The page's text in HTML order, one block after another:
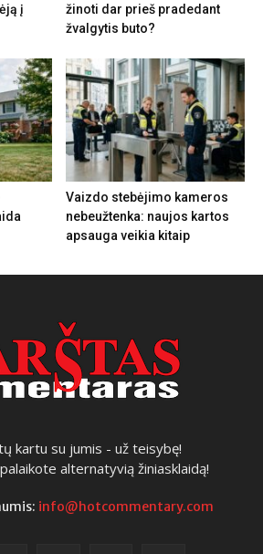
į
žinoti dar prieš pradedant
žvalgytis buto?
Vaizdo stebėjimo kameros
nebeužtenka: naujos kartos
apsauga veikia kitaip
kartu su jumis - už teisybę!
alternatyvią žiniasklaidą!
info@hotcommentary.com